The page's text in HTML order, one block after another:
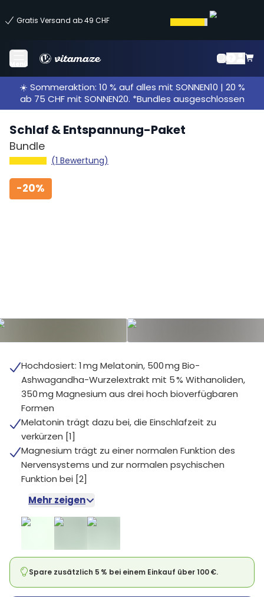
Gratis Versand ab 49 CHF
Menü
☀️ Sommeraktion: 10 % auf alles mit SONNEN10 | 20 %
ab 75 CHF mit SONNEN20. *Bundles ausgeschlossen
Schlaf & Entspannung-Paket
Bundle
(1 Bewertung)
-20%
Hochdosiert: 1 mg Melatonin, 500 mg Bio-
Ashwagandha-Wurzelextrakt mit 5 % Withanoliden,
350 mg Magnesium aus drei hoch bioverfügbaren
Formen
Melatonin trägt dazu bei, die Einschlafzeit zu
verkürzen [1]
Magnesium trägt zu einer normalen Funktion des
Nervensystems und zur normalen psychischen
Funktion bei [2]
Mehr zeigen
Spare zusätzlich 5 % bei einem Einkauf über 100 €.